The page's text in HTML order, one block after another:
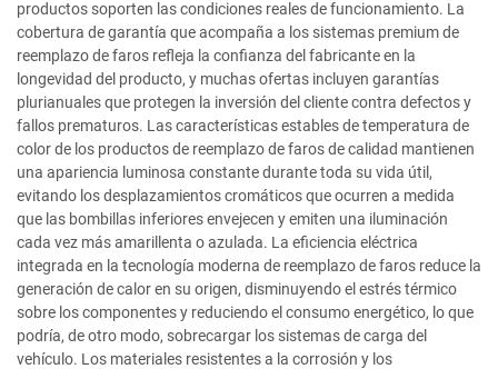
productos soporten las condiciones reales de funcionamiento. La
cobertura de garantía que acompaña a los sistemas premium de
reemplazo de faros refleja la confianza del fabricante en la
longevidad del producto, y muchas ofertas incluyen garantías
plurianuales que protegen la inversión del cliente contra defectos y
fallos prematuros. Las características estables de temperatura de
color de los productos de reemplazo de faros de calidad mantienen
una apariencia luminosa constante durante toda su vida útil,
evitando los desplazamientos cromáticos que ocurren a medida
que las bombillas inferiores envejecen y emiten una iluminación
cada vez más amarillenta o azulada. La eficiencia eléctrica
integrada en la tecnología moderna de reemplazo de faros reduce la
generación de calor en su origen, disminuyendo el estrés térmico
sobre los componentes y reduciendo el consumo energético, lo que
podría, de otro modo, sobrecargar los sistemas de carga del
vehículo. Los materiales resistentes a la corrosión y los